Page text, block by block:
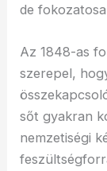
de
Az 1848-as
szerepel,
sőt gyakran
nemzetiségi